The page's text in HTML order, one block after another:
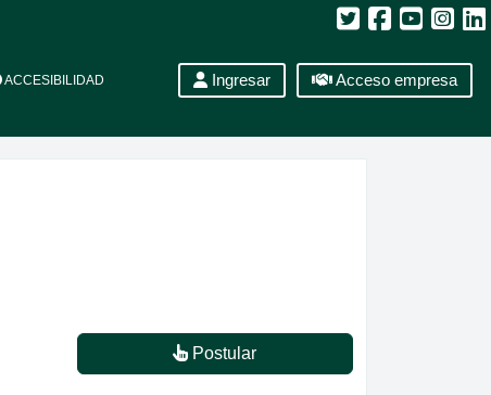
ACCESIBILIDAD Ingresar Acceso empresa
Postular